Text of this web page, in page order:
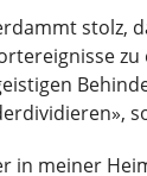
stolz,
zu
in meiner